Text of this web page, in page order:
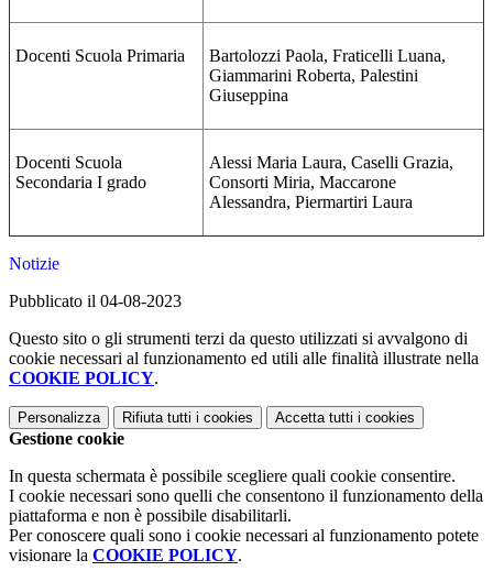
Docenti Scuola Primaria
Bartolozzi Paola, Fraticelli Luana,
Giammarini Roberta, Palestini
Giuseppina
Docenti Scuola
Secondaria I grado
Alessi Maria Laura, Caselli Grazia,
Consorti Miria, Maccarone
Alessandra, Piermartiri Laura
Notizie
Pubblicato il 04-08-2023
Questo sito o gli strumenti terzi da questo utilizzati si avvalgono di
cookie necessari al funzionamento ed utili alle finalità illustrate nella
COOKIE POLICY.
Personalizza Rifiuta tutti i cookies Accetta tutti i cookies
Gestione cookie
In questa schermata è possibile scegliere quali cookie consentire.
I cookie necessari sono quelli che consentono il funzionamento della
piattaforma e non è possibile disabilitarli.
Per conoscere quali sono i cookie necessari al funzionamento potete
visionare la COOKIE POLICY.